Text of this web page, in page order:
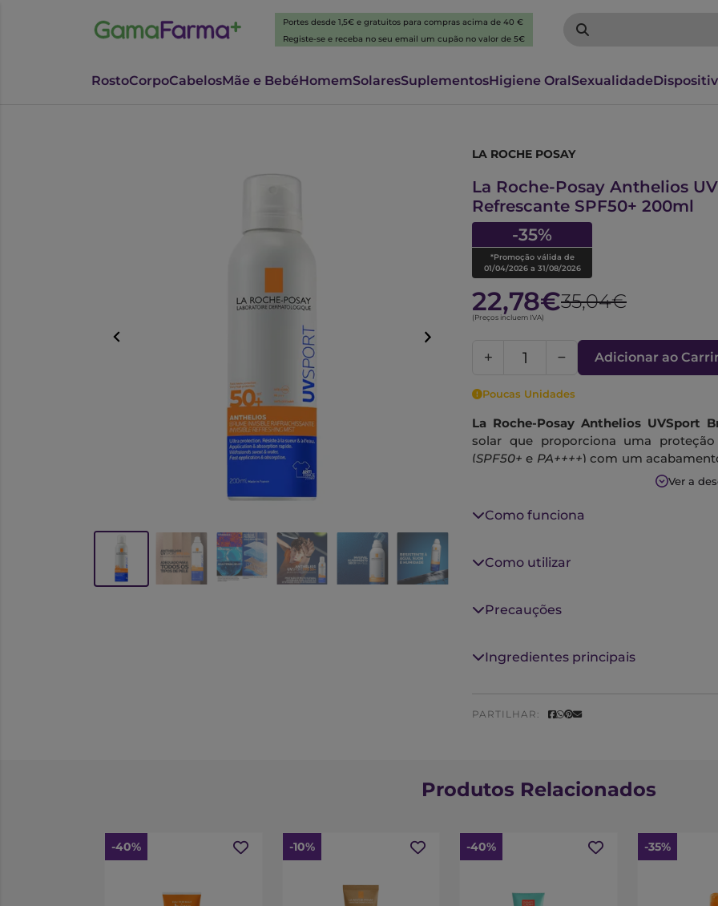
Portes desde 1,5€ e gratuitos para compras acima de 40 €
Registe-se e receba no seu email um cupão no valor de 5€
RostoCorpoCabelosMãe e BebéHomemSolaresSuplementosHigiene OralSexualidade
LA ROCHE POSAY
La Roche-Posay Anthelios
Refrescante SPF50+ 200ml
-35%
*Promoção válida de
01/04/2026 a 31/08/2026
22,78€35,04€
(Preços incluem IVA)
Adicionar ao
Poucas Unidades
La Roche-Posay Anthelios UVSport
solar que proporciona uma
(SPF50+ e PA++++) com um
Desenvolvido para se manter eficaz
de alta intensidade, mantendo a pele
Testado sob controlo dermatológico.
adequado para todos os tons de pele.
Ver a
Como funciona
Como utilizar
Precauções
Ingredientes principais
PARTILHAR:
Produtos Relacionados
-40% -10% -40% -35%